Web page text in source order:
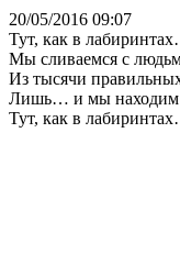
20/05/2016 09:07
Тут, как в
Мы сливаемся с
Из тысячи
Лишь… и мы находим
Тут, как в